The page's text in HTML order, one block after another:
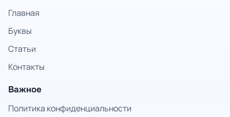
Главная
Буквы
Статьи
Контакты
Важное
Политика конфиденциальности